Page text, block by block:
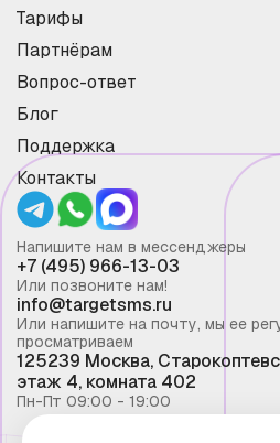
Тарифы
Партнёрам
Вопрос-ответ
Блог
Поддержка
Контакты
Напишите нам в мессенджеры
+7 (495) 966-13-03
Или позвоните нам!
info@targetsms.ru
Или напишите на почту, мы ее
просматриваем
125239 Москва,
этаж 4, комната 402
Пн-Пт 09:00 - 19:00